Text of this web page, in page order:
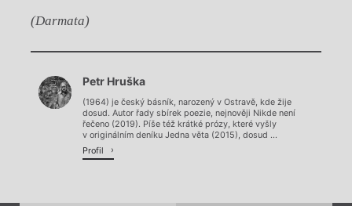
(Darmata)
Chviličku.
Petr Hruška
(1964) je český básník, narozený v Ostravě, kde žije
dosud. Autor řady sbírek poezie, nejnověji Nikde není
řečeno (2019). Píše též krátké prózy, které vyšly
v originálním deníku Jedna věta (2015), dosud ...
Profil